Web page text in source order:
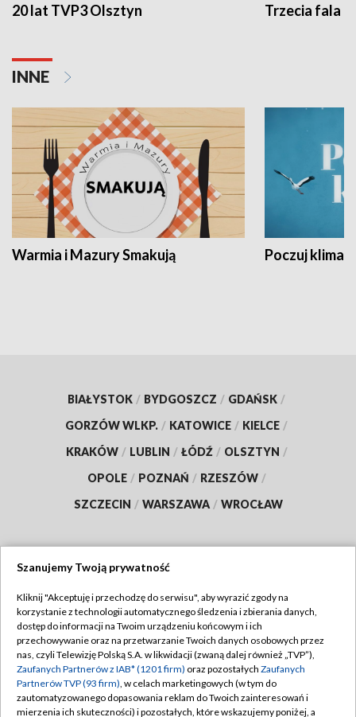
20 lat TVP3 Olsztyn Trzecia fala -
INNE
Warmia i Mazury Smakują Poczuj klimat
BIAŁYSTOK / BYDGOSZCZ / GDAŃSK /
GORZÓW WLKP. / KATOWICE / KIELCE /
KRAKÓW / LUBLIN / ŁÓDŹ / OLSZTYN /
OPOLE / POZNAŃ / RZESZÓW /
SZCZECIN / WARSZAWA / WROCŁAW
TVP
Abonament TVP
Emisja w TVP
Centrum informacji TVP
Regulamin TVP
Polityka prywatności
Moje zgody
Szanujemy Twoją prywatność
Kliknij "Akceptuję i przechodzę do serwisu", aby wyrazić zgody na
korzystanie z technologii automatycznego śledzenia i zbierania danych,
dostęp do informacji na Twoim urządzeniu końcowym i ich
przechowywanie oraz na przetwarzanie Twoich danych osobowych przez
nas, czyli Telewizję Polską S.A. w likwidacji (zwaną dalej również „TVP”),
Zaufanych Partnerów z IAB* (1201 firm) oraz pozostałych Zaufanych
Partnerów TVP (93 firm), w celach marketingowych (w tym do
zautomatyzowanego dopasowania reklam do Twoich zainteresowań i
mierzenia ich skuteczności) i pozostałych, które wskazujemy poniżej, a